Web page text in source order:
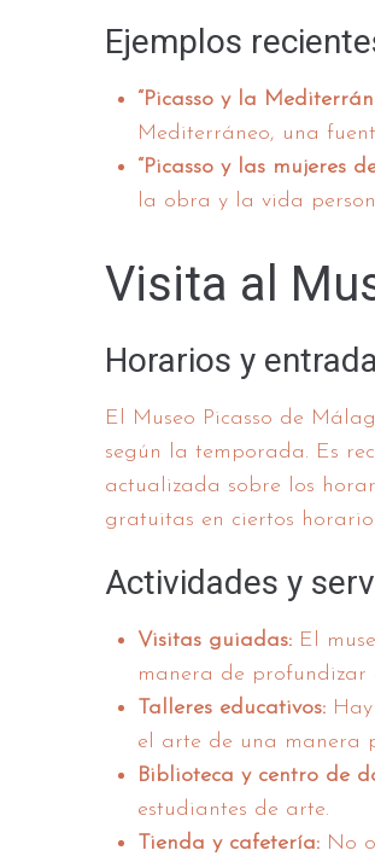
Ejemplos
“Picasso y la
Mediterráneo, una
“Picasso y las mujeres
la obra y la vida
Visita al
Horarios y
El Museo Picasso de
según la temporada. Es
actualizada sobre los
gratuitas en ciertos
Actividades y
Visitas guiadas: El
manera de profundizar
Talleres educativos:
el arte de una manera
Biblioteca y centro de
estudiantes de arte.
Tienda y cafetería: No